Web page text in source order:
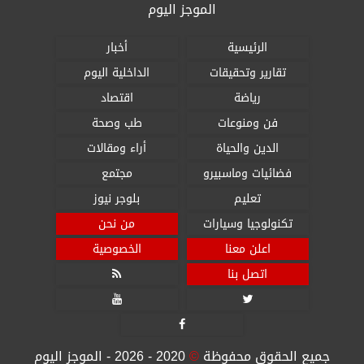
الموجز اليوم
الرئيسية
أخبار
تقارير وتحقيقات
الداخلية اليوم
رياضة
اقتصاد
فن ومنوعات
طب وصحة
الدين والحياة
أراء ومقالات
فضائيات وماسبيرو
مجتمع
تعليم
بلوجر نيوز
تكنولوجيا وسيارات
من نحن
اعلن معنا
الخصوصية
اتصل بنا




جميع الحقوق محفوظة©